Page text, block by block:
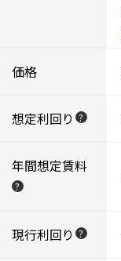
価格
想定利回り ?
年間想定賃料
?
現行利回り ?